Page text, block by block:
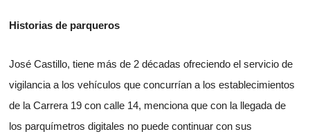
Historias de parqueros
José Castillo, tiene más de 2 décadas ofreciendo el servicio de
vigilancia a los vehículos que concurrían a los establecimientos
de la Carrera 19 con calle 14, menciona que con la llegada de
los parquímetros digitales no puede continuar con sus